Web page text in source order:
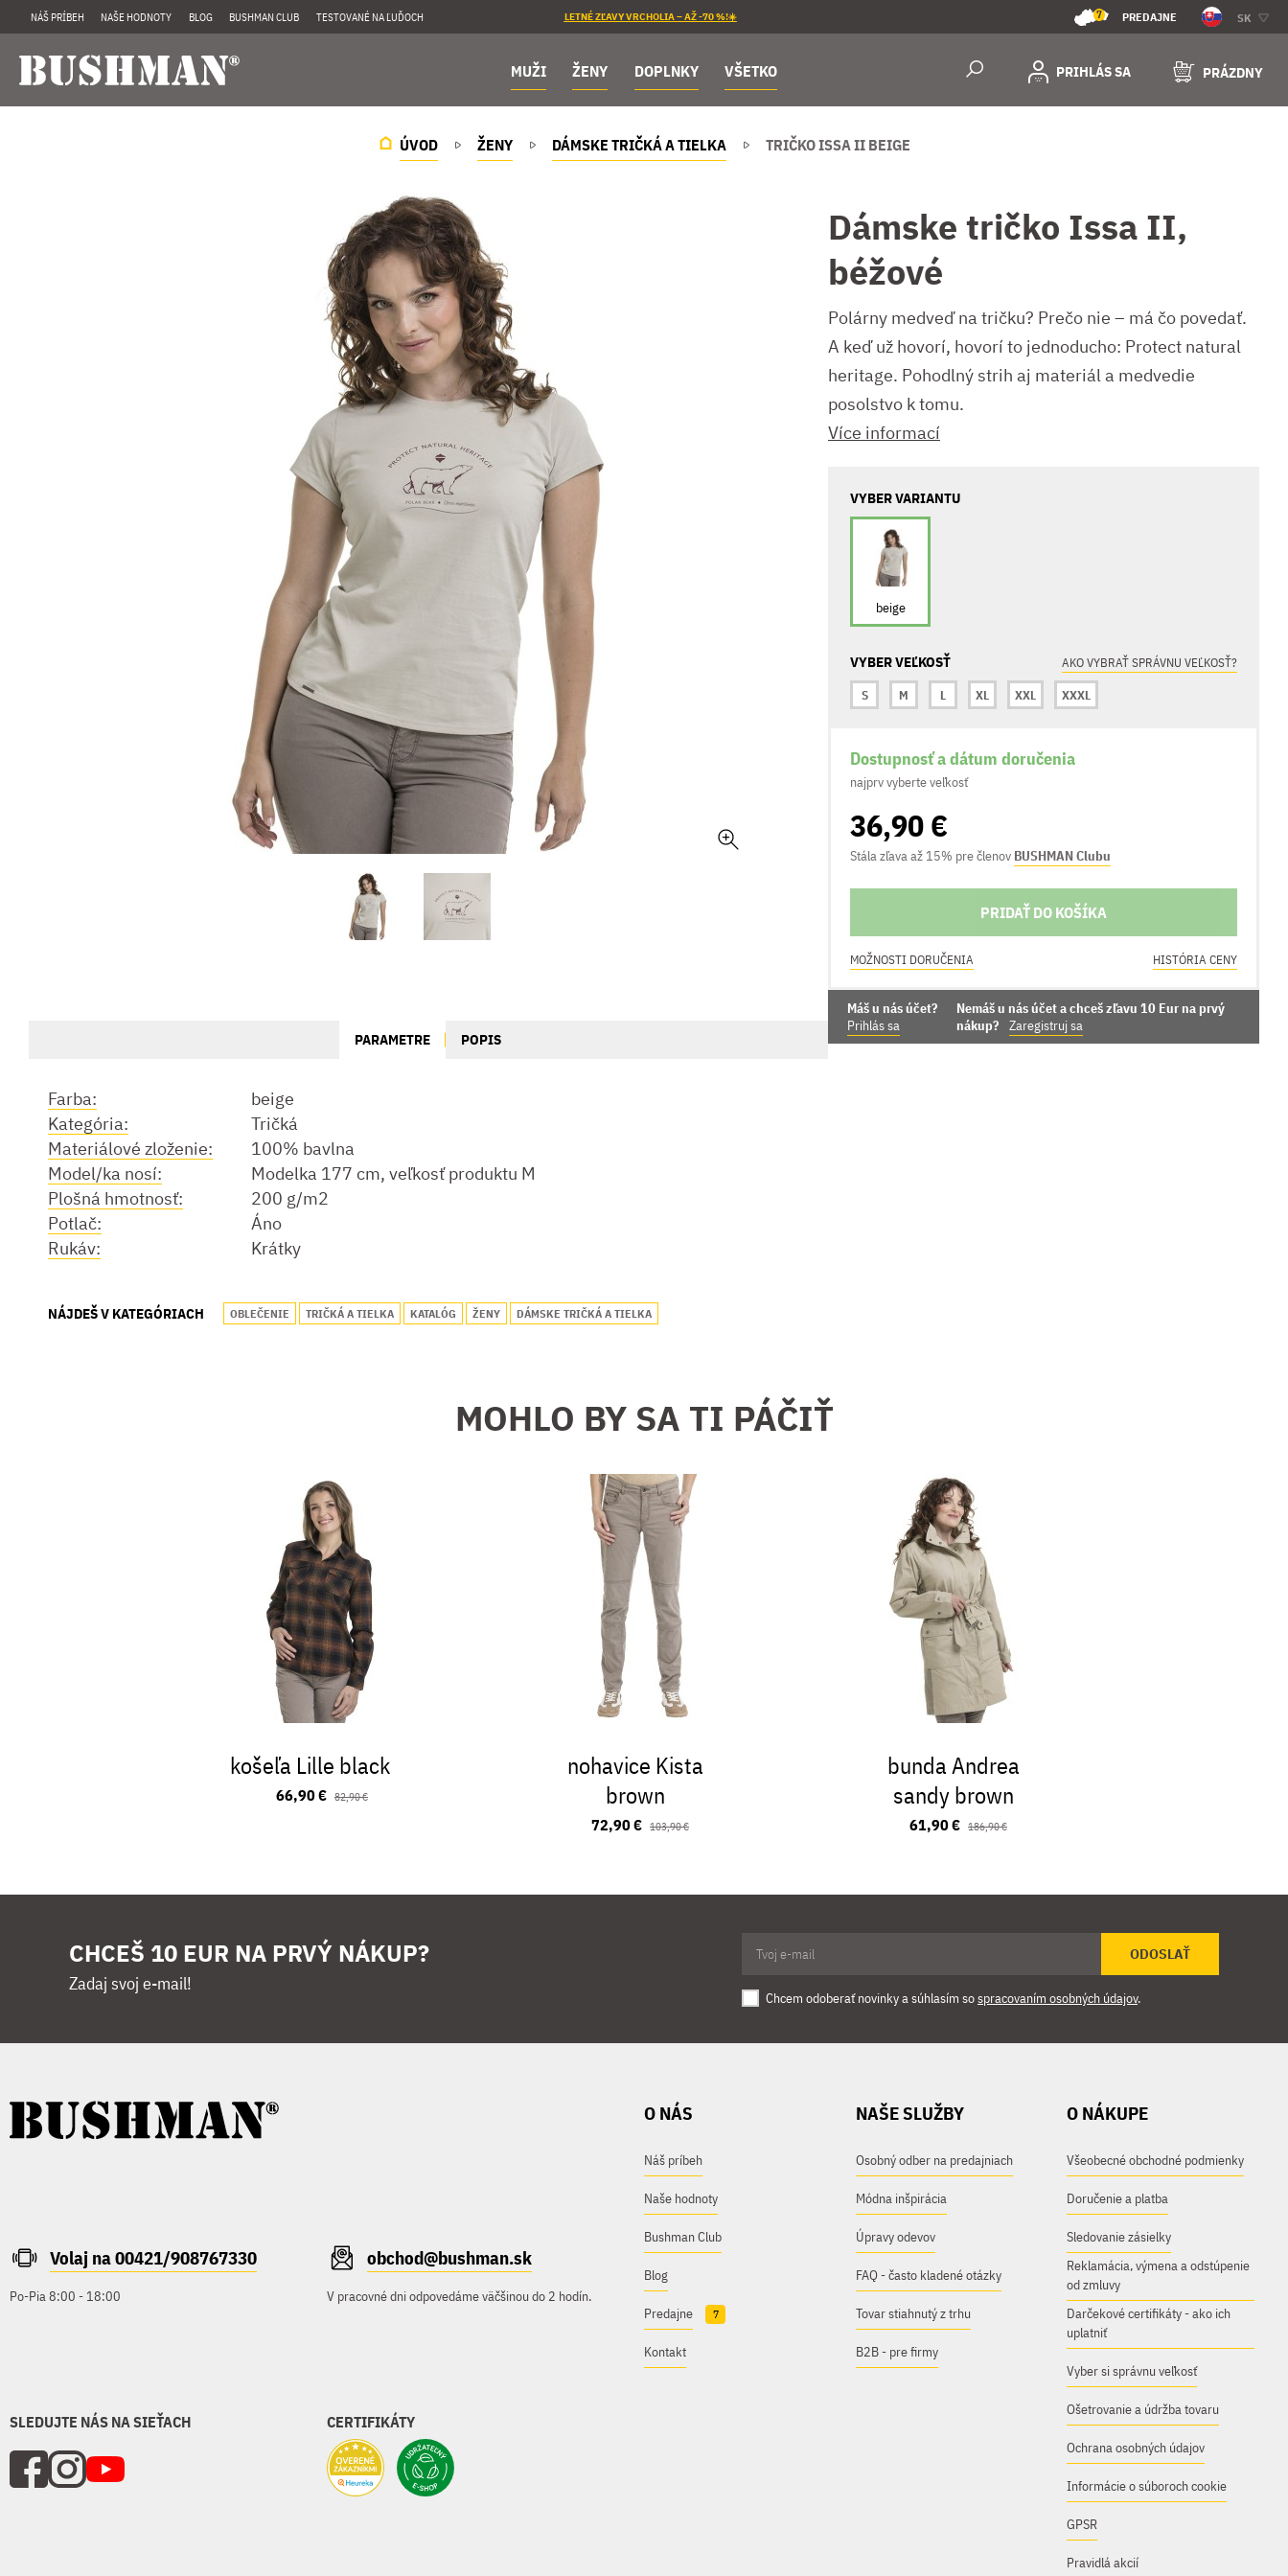
NÁŠ PRÍBEH NAŠE HODNOTY BLOG BUSHMAN CLUB TESTOVANÉ NA ĽUĎOCH LETNÉ ZĽAVY VRCHOLIA – AŽ -70 %!☀️ 7 PREDAJNE SK
MUŽI ŽENY DOPLNKY VŠETKO PRIHLÁS SA PRÁZDNY
ÚVOD ŽENY DÁMSKE TRIČKÁ A TIELKA TRIČKO ISSA II BEIGE
Dámske tričko Issa II,
béžové
Polárny medveď na tričku? Prečo nie – má čo povedať.
A keď už hovorí, hovorí to jednoducho: Protect natural
heritage. Pohodlný strih aj materiál a medvedie
posolstvo k tomu.
Více informací
VYBER VARIANTU
beige
VYBER VEĽKOSŤ
AKO VYBRAŤ SPRÁVNU VEĽKOSŤ?
S
M L XL XXL XXXL
Dostupnosť a dátum doručenia
najprv vyberte veľkosť
36,90 €
Stála zľava až 15% pre členov BUSHMAN Clubu
PRIDAŤ DO KOŠÍKA
MOŽNOSTI DORUČENIA HISTÓRIA CENY
Máš u nás účet?
Prihlás sa
Nemáš u nás účet a chceš zľavu 10 Eur na prvý
nákup?
Zaregistruj sa
PARAMETRE POPIS
Farba:
beige
Kategória:
Tričká
Materiálové zloženie:
100% bavlna
Model/ka nosí:
Modelka 177 cm, veľkosť produktu M
Plošná hmotnosť:
200 g/m2
Potlač:
Áno
Rukáv:
Krátky
NÁJDEŠ V KATEGÓRIACH OBLEČENIE TRIČKÁ A TIELKA KATALÓG ŽENY DÁMSKE TRIČKÁ A TIELKA
MOHLO BY SA TI PÁČIŤ
košeľa Lille black
66,90 € 82,90 €
nohavice Kista
brown
72,90 € 103,90 €
bunda Andrea
sandy brown
61,90 € 186,90 €
CHCEŠ 10 EUR NA PRVÝ NÁKUP?
Zadaj svoj e-mail!
ODOSLAŤ
Chcem odoberať novinky a súhlasím sospracovaním osobných údajov.
Volaj na 00421/908767330
Po-Pia 8:00 - 18:00
obchod@bushman.sk
V pracovné dni odpovedáme väčšinou do 2 hodín.
SLEDUJTE NÁS NA SIEŤACH CERTIFIKÁTY
O NÁS
Náš príbeh
Naše hodnoty
Bushman Club
Blog
Predajne 7
Kontakt
NAŠE SLUŽBY
Osobný odber na predajniach
Módna inšpirácia
Úpravy odevov
FAQ - často kladené otázky
Tovar stiahnutý z trhu
B2B - pre firmy
O NÁKUPE
Všeobecné obchodné podmienky
Doručenie a platba
Sledovanie zásielky
Reklamácia, výmena a odstúpenie
od zmluvy
Darčekové certifikáty - ako ich
uplatniť
Vyber si správnu veľkosť
Ošetrovanie a údržba tovaru
Ochrana osobných údajov
Informácie o súboroch cookie
GPSR
Pravidlá akcií